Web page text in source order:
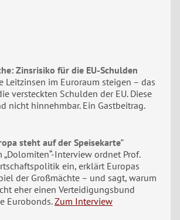
Zinsrisiko für die EU-Schulden
Leitzinsen im Euroraum steigen – das
versteckten Schulden der EU. Diese
nicht hinnehmbar. Ein Gastbeitrag.
steht auf der Speisekarte"
„Dolomiten“-Interview ordnet Prof.
ein, erklärt Europas
der Großmächte – und sagt, warum
eher einen Verteidigungsbund
Eurobonds. Zum Interview